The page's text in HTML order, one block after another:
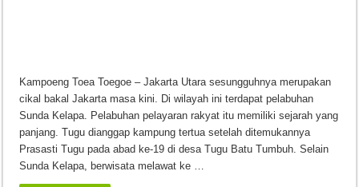
Kampoeng Toea Toegoe – Jakarta Utara sesungguhnya merupakan
cikal bakal Jakarta masa kini. Di wilayah ini terdapat pelabuhan
Sunda Kelapa. Pelabuhan pelayaran rakyat itu memiliki sejarah yang
panjang. Tugu dianggap kampung tertua setelah ditemukannya
Prasasti Tugu pada abad ke-19 di desa Tugu Batu Tumbuh. Selain
Sunda Kelapa, berwisata melawat ke …